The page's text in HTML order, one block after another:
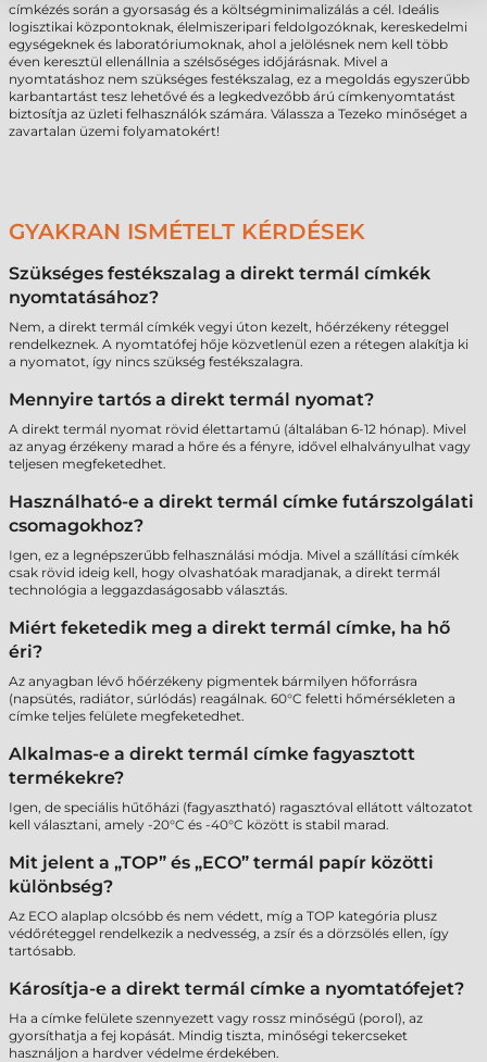
címkézés során a gyorsaság és a költségminimalizálás a cél. Ideális
logisztikai központoknak, élelmiszeripari feldolgozóknak, kereskedelmi
egységeknek és laboratóriumoknak, ahol a jelölésnek nem kell több
éven keresztül ellenállnia a szélsőséges időjárásnak. Mivel a
nyomtatáshoz nem szükséges festékszalag, ez a megoldás egyszerűbb
karbantartást tesz lehetővé és a legkedvezőbb árú címkenyomtatást
biztosítja az üzleti felhasználók számára. Válassza a Tezeko minőséget a
zavartalan üzemi folyamatokért!
GYAKRAN ISMÉTELT KÉRDÉSEK
Szükséges festékszalag a direkt termál címkék
nyomtatásához?
Nem, a direkt termál címkék vegyi úton kezelt, hőérzékeny réteggel
rendelkeznek. A nyomtatófej hője közvetlenül ezen a rétegen alakítja ki
a nyomatot, így nincs szükség festékszalagra.
Mennyire tartós a direkt termál nyomat?
A direkt termál nyomat rövid élettartamú (általában 6-12 hónap). Mivel
az anyag érzékeny marad a hőre és a fényre, idővel elhalványulhat vagy
teljesen megfeketedhet.
Használható-e a direkt termál címke futárszolgálati
csomagokhoz?
Igen, ez a legnépszerűbb felhasználási módja. Mivel a szállítási címkék
csak rövid ideig kell, hogy olvashatóak maradjanak, a direkt termál
technológia a leggazdaságosabb választás.
Miért feketedik meg a direkt termál címke, ha hő
éri?
Az anyagban lévő hőérzékeny pigmentek bármilyen hőforrásra
(napsütés, radiátor, súrlódás) reagálnak. 60°C feletti hőmérsékleten a
címke teljes felülete megfeketedhet.
Alkalmas-e a direkt termál címke fagyasztott
termékekre?
Igen, de speciális hűtőházi (fagyasztható) ragasztóval ellátott változatot
kell választani, amely -20°C és -40°C között is stabil marad.
Mit jelent a „TOP” és „ECO” termál papír közötti
különbség?
Az ECO alaplap olcsóbb és nem védett, míg a TOP kategória plusz
védőréteggel rendelkezik a nedvesség, a zsír és a dörzsölés ellen, így
tartósabb.
Károsítja-e a direkt termál címke a nyomtatófejet?
Ha a címke felülete szennyezett vagy rossz minőségű (porol), az
gyorsíthatja a fej kopását. Mindig tiszta, minőségi tekercseket
használjon a hardver védelme érdekében.